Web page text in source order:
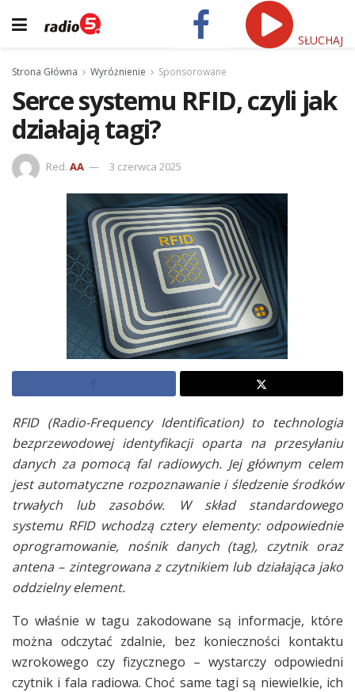
SŁUCHAJ
Strona Główna Wyróżnienie Sponsorowane
Serce systemu RFID, czyli jak
działają tagi?
Red. AA 3 czerwca 2025
RFID (Radio-Frequency Identification) to technologia
bezprzewodowej identyfikacji oparta na przesyłaniu
danych za pomocą fal radiowych. Jej głównym celem
jest automatyczne rozpoznawanie i śledzenie środków
trwałych lub zasobów. W skład standardowego
systemu RFID wchodzą cztery elementy: odpowiednie
oprogramowanie, nośnik danych (tag), czytnik oraz
antena – zintegrowana z czytnikiem lub działająca jako
oddzielny element.
To właśnie w tagu zakodowane są informacje, które
można odczytać zdalnie, bez konieczności kontaktu
wzrokowego czy fizycznego – wystarczy odpowiedni
czytnik i fala radiowa. Choć same tagi są niewielkie, ich